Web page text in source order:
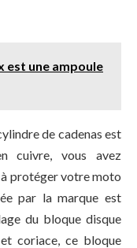
est une ampoule
de cadenas est
cuivre, vous avez
à protéger votre moto
par la marque est
du bloque disque
coriace, ce bloque